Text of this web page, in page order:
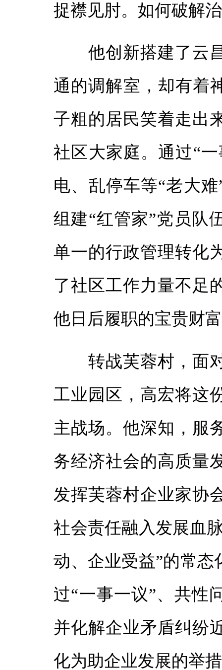
捉襟见肘。如何破解
他创新搭建了云昌
通的调解室，却有
子粗的居民笑着走出
社区大家庭。通过“
电、乱停车等“老大
组建“红管家”党员队
单一的行政管理转化
了社区工作力量不足
他日后履职的宝贵财
转战芙蓉村，面对
工业园区，高宏将这
主战场。他深知，服
务经济社会的高质量
发挥芙蓉村企业家协
社会责任融入发展血
动、企业受益”的常
过“一事一议”、共性
并化解企业矛盾纠纷
化为助企业发展的举